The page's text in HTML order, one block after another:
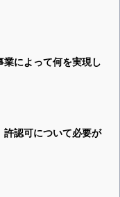
によって何を実現し
許認可について必要が